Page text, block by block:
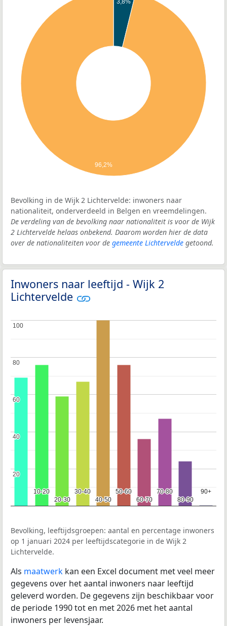
3,8%
96,2%
Bevolking in de Wijk 2 Lichtervelde: inwoners naar
nationaliteit, onderverdeeld in Belgen en vreemdelingen.
De verdeling van de bevolking naar nationaliteit is voor de Wijk
2 Lichtervelde helaas onbekend. Daarom worden hier de data
over de nationaliteiten voor de gemeente Lichtervelde getoond.
Inwoners naar leeftijd - Wijk 2
Lichtervelde
10-20
10-20
20-30
20-30
30-40
30-40
40-50
40-50
50-60
50-60
60-70
60-70
70-80
70-80
80-90
80-90
90+
90+
20
20
40
40
60
60
80
80
100
100
Bevolking, leeftijdsgroepen: aantal en percentage inwoners
op 1 januari 2024 per leeftijdscategorie in de Wijk 2
Lichtervelde.
Als maatwerk kan een Excel document met veel meer
gegevens over het aantal inwoners naar leeftijd
geleverd worden. De gegevens zijn beschikbaar voor
de periode 1990 tot en met 2026 met het aantal
inwoners per levensjaar.